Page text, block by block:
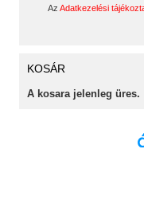
Az Adatkezelési
KOSÁR
A kosara jelenleg üres.